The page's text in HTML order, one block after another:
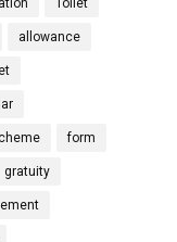
Toilet
allowance
form
gratuity